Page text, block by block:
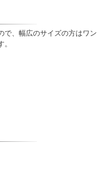
、幅広のサイズの方はワン